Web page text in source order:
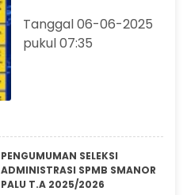
Tanggal 06-06-2025
pukul 07:35
PENGUMUMAN SELEKSI
ADMINISTRASI SPMB SMANOR
PALU T.A 2025/2026